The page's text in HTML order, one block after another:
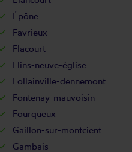
Épône
Favrieux
Flacourt
Flins-neuve-église
Follainville-dennemont
Fontenay-mauvoisin
Fourqueux
Gaillon-sur-montcient
Gambais